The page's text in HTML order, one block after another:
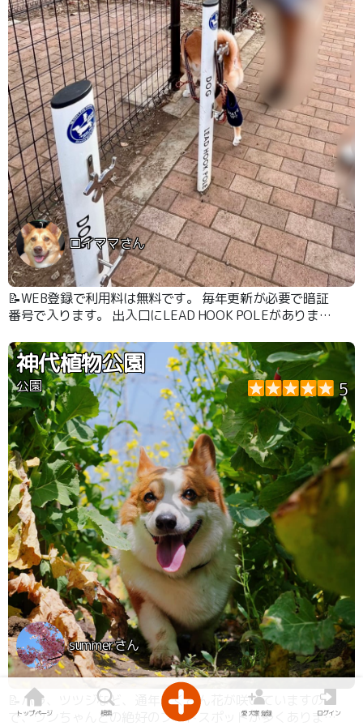
ロイママさん
📝WEB登録で利用料は無料です。 毎年更新が必要で暗証
番号で入ります。 出入口にLEAD HOOK POLEがありま
です！ 近くに丘があって眺めがいいです。
神代植物公園
公園 5
summerさん
📝バラ、ツツジなど、通年たくさん花が咲いていますの
で、ワンちゃんとの絶好のフォトスポットが多くありま
トップページ 検索 愛犬家登録 ログイン